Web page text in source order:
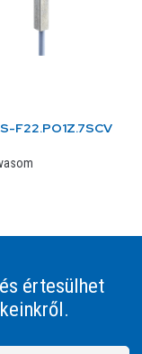
F22.PO1Z.7SCV
értesülhet